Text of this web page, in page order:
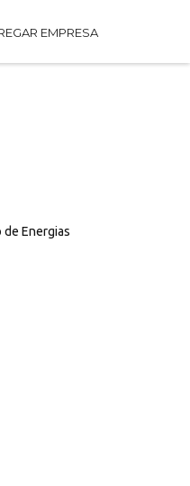
EMPRESA
Energias